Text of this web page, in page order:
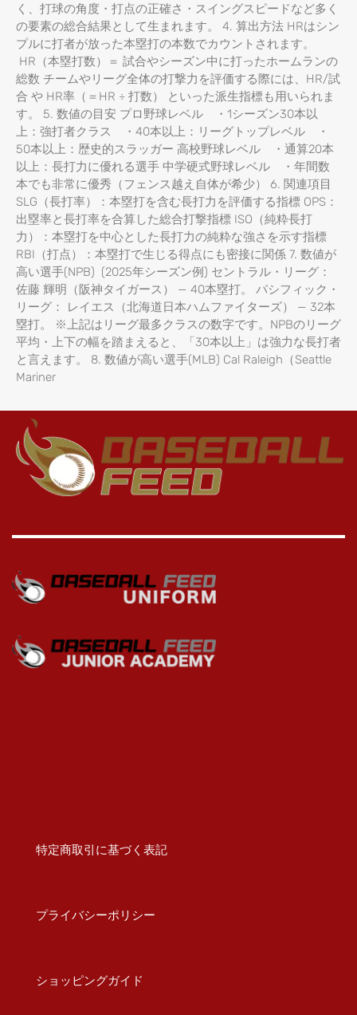
く、打球の角度・打点の正確さ・スイングスピードなど多く
の要素の総合結果として生まれます。 4. 算出方法 HRはシン
プルに打者が放った本塁打の本数でカウントされます。
HR（本塁打数）＝ 試合やシーズン中に打ったホームランの
総数 チームやリーグ全体の打撃力を評価する際には、HR/試
合 や HR率（＝HR ÷ 打数） といった派生指標も用いられま
す。 5. 数値の目安 プロ野球レベル ・1シーズン30本以
上：強打者クラス ・40本以上：リーグトップレベル ・
50本以上：歴史的スラッガー 高校野球レベル ・通算20本
以上：長打力に優れる選手 中学硬式野球レベル ・年間数
本でも非常に優秀（フェンス越え自体が希少） 6. 関連項目
SLG（長打率）：本塁打を含む長打力を評価する指標 OPS：
出塁率と長打率を合算した総合打撃指標 ISO（純粋長打
力）：本塁打を中心とした長打力の純粋な強さを示す指標
RBI（打点）：本塁打で生じる得点にも密接に関係 7. 数値が
高い選手(NPB) (2025年シーズン例) セントラル・リーグ：
佐藤 輝明（阪神タイガース） — 40本塁打。 パシフィック・
リーグ： レイエス（北海道日本ハムファイターズ） — 32本
塁打。 ※上記はリーグ最多クラスの数字です。NPBのリーグ
平均・上下の幅を踏まえると、「30本以上」は強力な長打者
と言えます。 8. 数値が高い選手(MLB) Cal Raleigh（Seattle
Mariner
特定商取引に基づく表記
プライバシーポリシー
ショッピングガイド